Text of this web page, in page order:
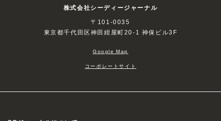
株式会社シーディージャーナル
〒101-0035
東京都千代田区神田紺屋町20-1 神保ビル3F
Google Map
コーポレートサイト